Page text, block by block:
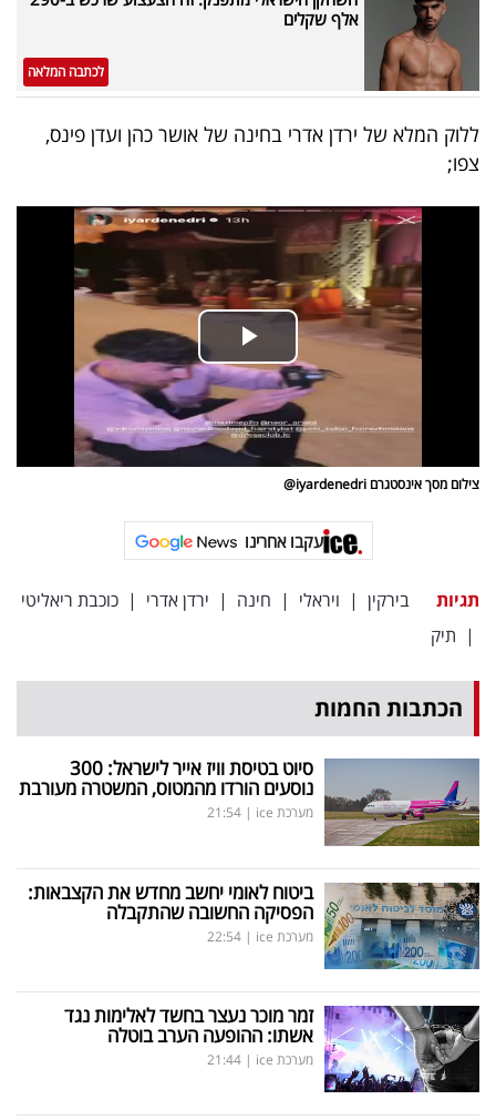
אלף שקלים
לכתבה המלאה
ללוק המלא של ירדן אדרי בחינה של אושר כהן ועדן פינס,
צפו;
צילום מסך אינסטגרם iyardenedri@
עקבו אחרינו
תגיות בירקין | ויראלי | חינה | ירדן אדרי | כוכבת ריאליטי
| תיק
הכתבות החמות
סיוט בטיסת וויז אייר לישראל: 300
נוסעים הורדו מהמטוס, המשטרה מעורבת
מערכת ice |
21:54
ביטוח לאומי יחשב מחדש את הקצבאות:
הפסיקה החשובה שהתקבלה
מערכת ice |
22:54
זמר מוכר נעצר בחשד לאלימות נגד
אשתו: ההופעה הערב בוטלה
מערכת ice |
21:44